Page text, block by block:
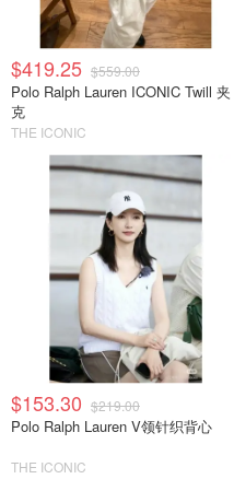
$419.25 $559.00
Polo Ralph Lauren ICONIC Twill 夹
克
THE ICONIC
$153.30 $219.00
Polo Ralph Lauren V领针织背心
THE ICONIC